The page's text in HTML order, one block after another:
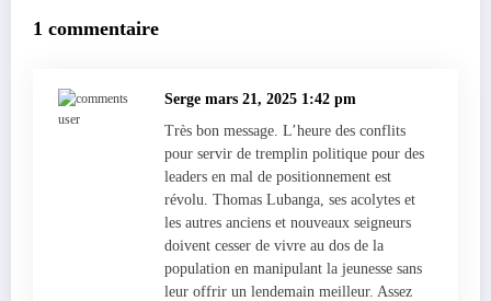
1 commentaire
Serge mars 21, 2025 1:42 pm
Très bon message. L’heure des conflits
pour servir de tremplin politique pour des
leaders en mal de positionnement est
révolu. Thomas Lubanga, ses acolytes et
les autres anciens et nouveaux seigneurs
doivent cesser de vivre au dos de la
population en manipulant la jeunesse sans
leur offrir un lendemain meilleur. Assez